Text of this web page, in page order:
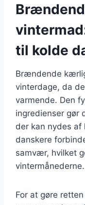
til kolde
Brændende
vinterdage, da
varmende. Den
ingredienser gør
der kan nydes af
danskere
samvær, hvilket
vintermånederne.
For at gøre